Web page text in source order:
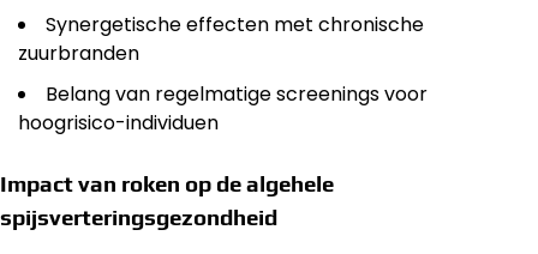
Synergetische effecten met chronische
zuurbranden
Belang van regelmatige screenings voor
hoogrisico-individuen
Impact van roken op de algehele
spijsverteringsgezondheid